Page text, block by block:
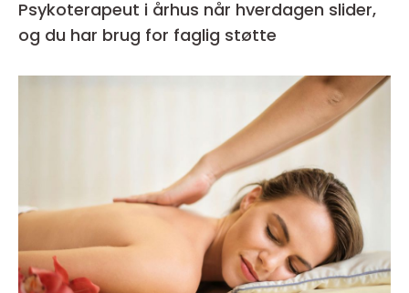
Psykoterapeut i århus når hverdagen slider,
og du har brug for faglig støtte